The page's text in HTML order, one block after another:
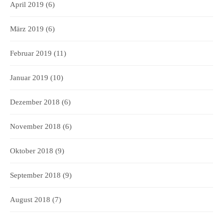
April 2019 (6)
März 2019 (6)
Februar 2019 (11)
Januar 2019 (10)
Dezember 2018 (6)
November 2018 (6)
Oktober 2018 (9)
September 2018 (9)
August 2018 (7)